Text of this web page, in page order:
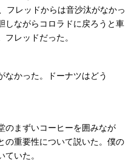
フレッドからは音沙汰がなかっ
しながらコロラドに戻ろうと車
レッドだった。
なかった。ドーナツはどう
のまずいコーヒーを囲みなが
の重要性について説いた。僕の
いた。